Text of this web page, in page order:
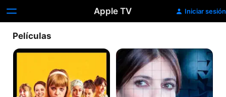
Apple TV Iniciar sesión
Películas
Enjambre
La
Punta
Iceberg